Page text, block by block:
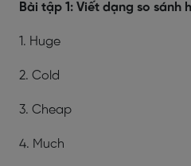
Bài tập 1: Viết dạng so sánh
1. Huge
2. Cold
3. Cheap
4. Much